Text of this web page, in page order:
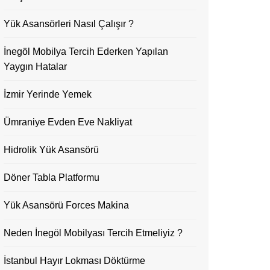
Yük Asansörleri Nasıl Çalışır ?
İnegöl Mobilya Tercih Ederken Yapılan
Yaygın Hatalar
İzmir Yerinde Yemek
Ümraniye Evden Eve Nakliyat
Hidrolik Yük Asansörü
Döner Tabla Platformu
Yük Asansörü Forces Makina
Neden İnegöl Mobilyası Tercih Etmeliyiz ?
İstanbul Hayır Lokması Döktürme